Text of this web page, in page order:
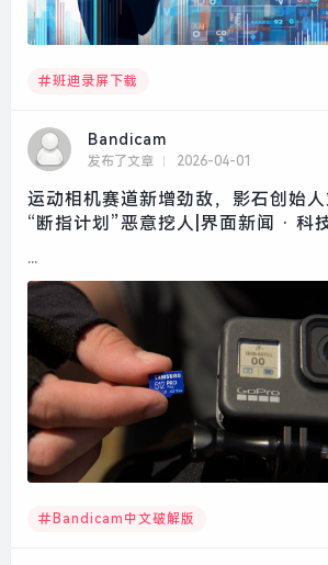
班迪录屏下载
Bandicam
发布了文章 2026-04-01
运动相机赛道新增劲敌，影石创始
“断指计划”恶意挖人|界面新闻 · 科
...
Bandicam中文破解版